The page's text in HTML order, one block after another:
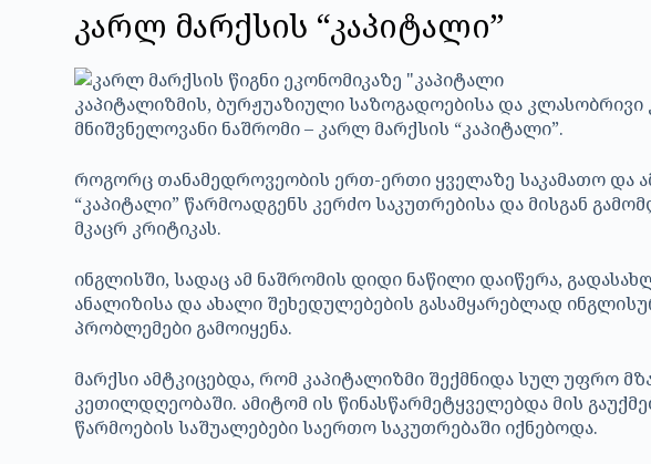
კარლ მარქსის “კაპიტალი”
კაპიტალიზმის, ბურჟუაზიული საზოგადოებისა და კლასობრივი
მნიშვნელოვანი ნაშრომი – კარლ მარქსის “კაპიტალი”.
როგორც თანამედროვეობის ერთ-ერთი ყველაზე საკამათო და
“კაპიტალი” წარმოადგენს კერძო საკუთრებისა და მისგან
მკაცრ კრიტიკას.
ინგლისში, სადაც ამ ნაშრომის დიდი ნაწილი დაიწერა,
ანალიზისა და ახალი შეხედულებების გასამყარებლად
პრობლემები გამოიყენა.
მარქსი ამტკიცებდა, რომ კაპიტალიზმი შექმნიდა სულ უფრო
კეთილდღეობაში. ამიტომ ის წინასწარმეტყველებდა მის
წარმოების საშუალებები საერთო საკუთრებაში იქნებოდა.